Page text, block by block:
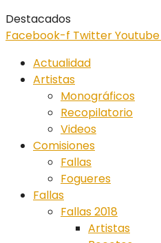
Destacados
Facebook-f TwitterYoutube
Actualidad
Artistas
Monográficos
Recopilatorio
Videos
Comisiones
Fallas
Fogueres
Fallas
Fallas 2018
Artistas